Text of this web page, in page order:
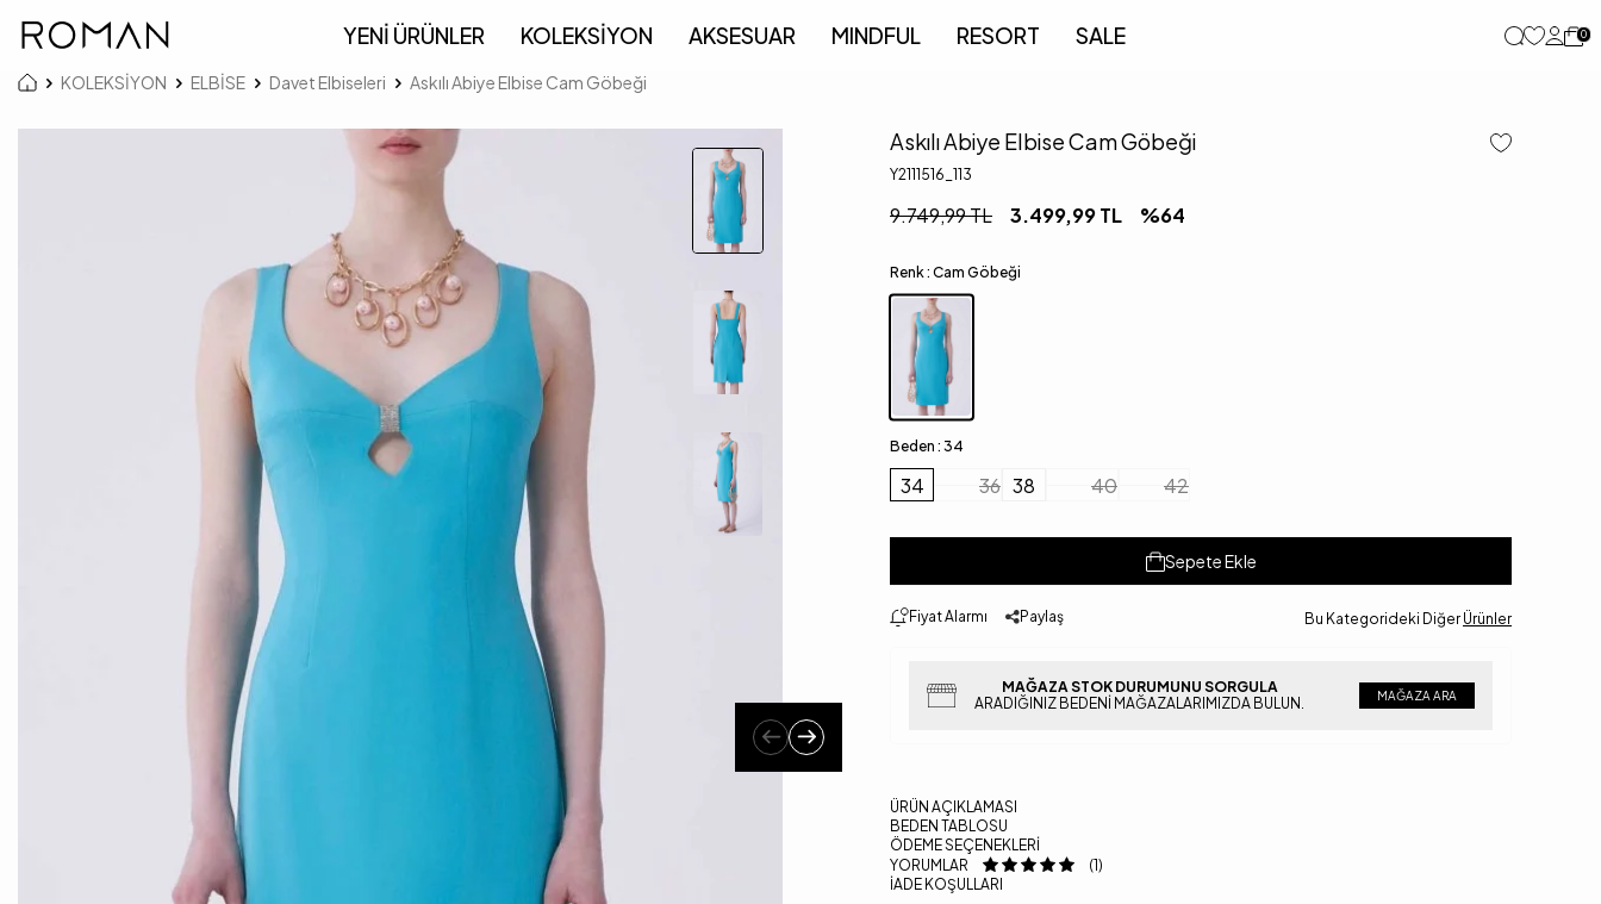
YENİ ÜRÜNLER KOLEKSİYON AKSESUAR MINDFUL RESORT SALE 0
KOLEKSİYON ELBİSE Davet Elbiseleri Askılı Abiye Elbise Cam Göbeği
Askılı Abiye Elbise Cam Göbeği
Y2111516_113
9.749,99TL 3.499,99TL %64
Renk : Cam Göbeği
Beden : 34
34 36 38 40 42
Sepete Ekle
Fiyat Alarmı Paylaş Bu Kategorideki Diğer Ürünler
MAĞAZA STOK DURUMUNU SORGULA
ARADIĞINIZ BEDENI MAĞAZALARIMIZDA BULUN.
MAĞAZA ARA
ÜRÜN AÇIKLAMASI
BEDEN TABLOSU
ÖDEME SEÇENEKLERI
YORUMLAR
(1)
İADE KOŞULLARI